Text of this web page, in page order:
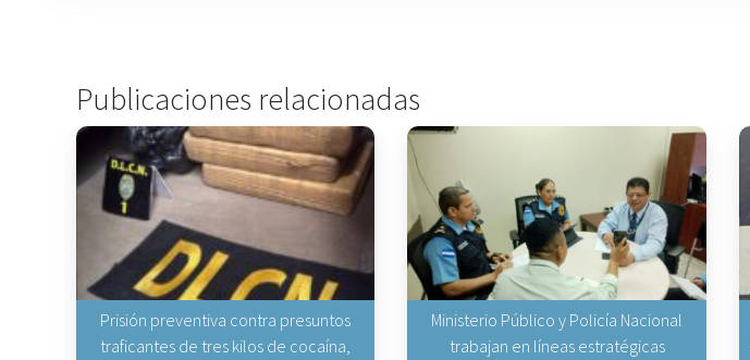
Publicaciones relacionadas
Prisión preventiva contra presuntos
traficantes de tres kilos de cocaína,
Ministerio Público y Policía Nacional
trabajan en líneas estratégicas